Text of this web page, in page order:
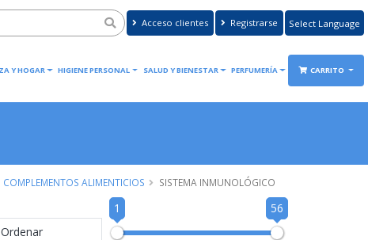
Acceso clientes Registrarse
Translate
Y HOGAR HIGIENE PERSONAL SALUD Y BIENESTAR PERFUMERÍA CARRITO
COMPLEMENTOS ALIMENTICIOS SISTEMA INMUNOLÓGICO
Ordenar
1 56